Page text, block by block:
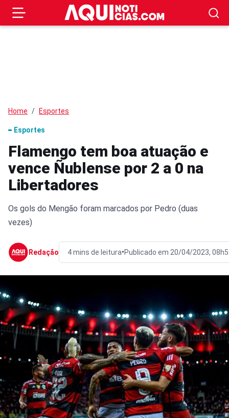
Home Esportes
Esportes
Flamengo tem boa atuação e
vence Ñublense por 2 a 0 na
Libertadores
Os gols do Mengão foram marcados por Pedro (duas
vezes)
Redação 4 mins de leitura•Publicado em 20/04/2023,